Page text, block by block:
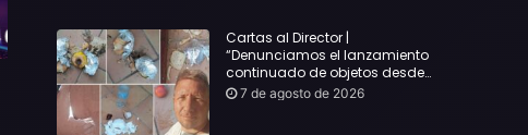
Cartas al Director |
“Denunciamos el lanzamiento
continuado de objetos desde
alojamientos turísticos a
7 de agosto de 2026